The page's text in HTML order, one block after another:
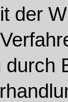
der
durch